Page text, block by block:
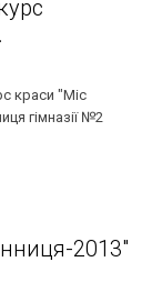
краси "Міс
гімназії №2
2013"